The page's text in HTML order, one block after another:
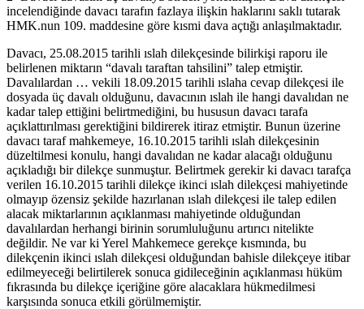
incelendiğinde davacı tarafın fazlaya ilişkin haklarını saklı tutarak
HMK.nun 109. maddesine göre kısmi dava açtığı anlaşılmaktadır.
Davacı, 25.08.2015 tarihli ıslah dilekçesinde bilirkişi raporu ile
belirlenen miktarın “davalı taraftan tahsilini” talep etmiştir.
Davalılardan … vekili 18.09.2015 tarihli ıslaha cevap dilekçesi ile
dosyada üç davalı olduğunu, davacının ıslah ile hangi davalıdan ne
kadar talep ettiğini belirtmediğini, bu hususun davacı tarafa
açıklattırılması gerektiğini bildirerek itiraz etmiştir. Bunun üzerine
davacı taraf mahkemeye, 16.10.2015 tarihli ıslah dilekçesinin
düzeltilmesi konulu, hangi davalıdan ne kadar alacağı olduğunu
açıkladığı bir dilekçe sunmuştur. Belirtmek gerekir ki davacı tarafça
verilen 16.10.2015 tarihli dilekçe ikinci ıslah dilekçesi mahiyetinde
olmayıp özensiz şekilde hazırlanan ıslah dilekçesi ile talep edilen
alacak miktarlarının açıklanması mahiyetinde olduğundan
davalılardan herhangi birinin sorumluluğunu artırıcı nitelikte
değildir. Ne var ki Yerel Mahkemece gerekçe kısmında, bu
dilekçenin ikinci ıslah dilekçesi olduğundan bahisle dilekçeye itibar
edilmeyeceği belirtilerek sonuca gidileceğinin açıklanması hüküm
fıkrasında bu dilekçe içeriğine göre alacaklara hükmedilmesi
karşısında sonuca etkili görülmemiştir.